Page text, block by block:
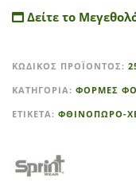
Δείτε το
l
t
e
a
ΚΩΔΙΚΌΣ ΠΡΟΪΌΝΤΟΣ:
ΚΑΤΗΓΟΡΊΑ: ΦΟΡΜΕΣ
ΕΤΙΚΈΤΑ: ΦΘΙΝΟΠΩΡΟ-